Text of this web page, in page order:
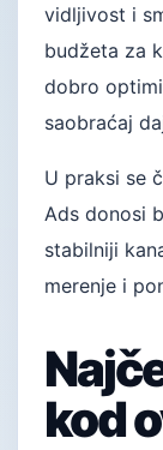
vidljivost i
budžeta za
dobro
saobraćaj
U praksi se
Ads donosi
stabilniji
merenje i
kod